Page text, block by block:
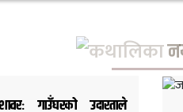
गाउँघरको उदारताले